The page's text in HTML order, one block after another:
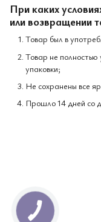
При каких
или возвращении
Товар был в
Товар не
упаковки;
Не сохранены все
Прошло 14 дней со